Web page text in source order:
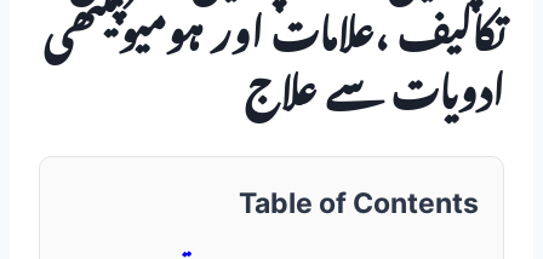
تکالیف ،علامات اور ہومیوپیتھی
ادویات سے علاج
Table of Contents